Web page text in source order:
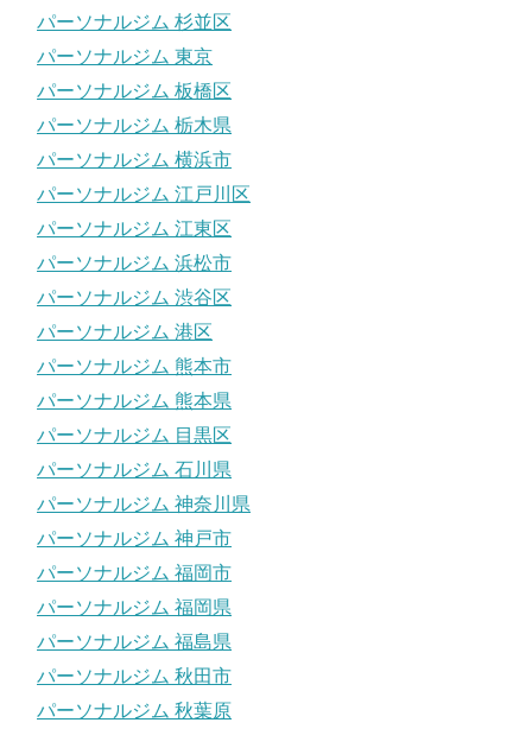
パーソナルジム 杉並区
パーソナルジム 東京
パーソナルジム 板橋区
パーソナルジム 栃木県
パーソナルジム 横浜市
パーソナルジム 江戸川区
パーソナルジム 江東区
パーソナルジム 浜松市
パーソナルジム 渋谷区
パーソナルジム 港区
パーソナルジム 熊本市
パーソナルジム 熊本県
パーソナルジム 目黒区
パーソナルジム 石川県
パーソナルジム 神奈川県
パーソナルジム 神戸市
パーソナルジム 福岡市
パーソナルジム 福岡県
パーソナルジム 福島県
パーソナルジム 秋田市
パーソナルジム 秋葉原